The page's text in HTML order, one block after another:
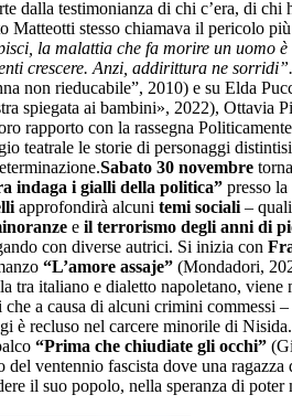
dalla testimonianza di chi c’era, di
Matteotti stesso chiamava il pericolo
la malattia che fa morire un uomo
crescere. Anzi, addirittura ne sorridi”.
non rieducabile”, 2010) e su Elda
spiegata ai bambini», 2022), Ottavia
rapporto con la rassegna
teatrale le storie di personaggi
Sabato 30 novembre
indaga i gialli della politica” presso la
approfondirà alcuni temi sociali –
e il terrorismo degli anni di
con diverse autrici. Si inizia con
“L’amore assaje” (Mondadori,
tra italiano e dialetto napoletano, viene
che a causa di alcuni crimini commessi
è recluso nel carcere minorile di
“Prima che chiudiate gli occhi”
del ventennio fascista dove una
il suo popolo, nella speranza di poter